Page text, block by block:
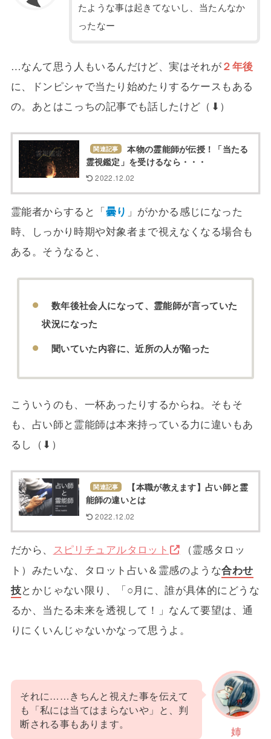
たような事は起きてないし、当たんなか
ったなー
…なんて思う人もいるんだけど、実はそれが２年後
に、ドンピシャで当たり始めたりするケースもある
の。あとはこっちの記事でも話したけど（⬇）
関連記事
本物の霊能師が伝授！「当たる
霊視鑑定」を受けるなら・・・
2022.12.02
霊能者からすると「曇り 」がかかる感じになった
時、しっかり時期や対象者まで視えなくなる場合も
ある。そうなると、
数年後社会人になって、霊能師が言っていた
状況になった
聞いていた内容に、近所の人が陥った
こういうのも、一杯あったりするからね。そもそ
も、占い師と霊能師は本来持っている力に違いもあ
るし（⬇）
関連記事
【本職が教えます】占い師と霊
能師の違いとは
2022.12.02
だから、 スピリチュアルタロット
（霊感タロッ
ト）みたいな、タロット占い＆霊感のような合わせ
技とかじゃない限り、「○月に、誰が具体的にどうな
るか、当たる未来を透視して！」なんて要望は、通
りにくいんじゃないかなって思うよ。
姉
それに……きちんと視えた事を伝えて
も「私には当てはまらないや」と、判
断される事もあります。